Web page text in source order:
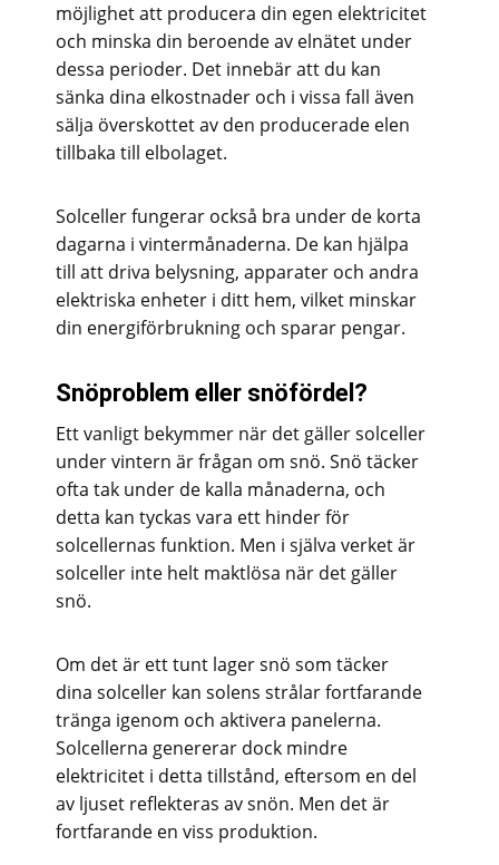
möjlighet att producera din egen elektricitet
och minska din beroende av elnätet under
dessa perioder. Det innebär att du kan
sänka dina elkostnader och i vissa fall även
sälja överskottet av den producerade elen
tillbaka till elbolaget.
Solceller fungerar också bra under de korta
dagarna i vintermånaderna. De kan hjälpa
till att driva belysning, apparater och andra
elektriska enheter i ditt hem, vilket minskar
din energiförbrukning och sparar pengar.
Snöproblem eller snöfördel?
Ett vanligt bekymmer när det gäller solceller
under vintern är frågan om snö. Snö täcker
ofta tak under de kalla månaderna, och
detta kan tyckas vara ett hinder för
solcellernas funktion. Men i själva verket är
solceller inte helt maktlösa när det gäller
snö.
Om det är ett tunt lager snö som täcker
dina solceller kan solens strålar fortfarande
tränga igenom och aktivera panelerna.
Solcellerna genererar dock mindre
elektricitet i detta tillstånd, eftersom en del
av ljuset reflekteras av snön. Men det är
fortfarande en viss produktion.